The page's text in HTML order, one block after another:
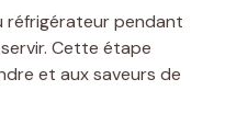
réfrigérateur pendant
Cette étape
et aux saveurs de